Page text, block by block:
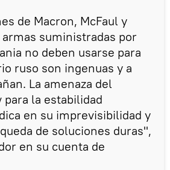
de Macron, McFaul y
suministradas por
no deben usarse para
ruso son ingenuas y a
La amenaza del
la estabilidad
en su imprevisibilidad y
de soluciones duras",
en su cuenta de